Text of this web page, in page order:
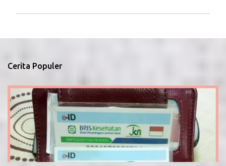
o
i
K
o
m
e
n
t
a
r
Cerita Populer